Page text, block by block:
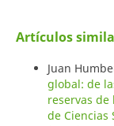
Artículos
Juan
global: de
reservas
de Ciencias